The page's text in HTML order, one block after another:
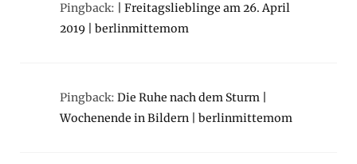
Pingback:
| Freitagslieblinge am 26. April
2019 | berlinmittemom
Pingback: Die Ruhe nach dem Sturm |
Wochenende in Bildern | berlinmittemom